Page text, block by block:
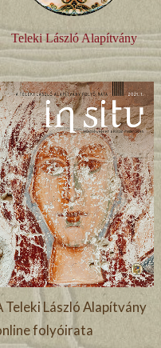
Teleki László Alapítvány
Teleki László Alapítvány
folyóirata